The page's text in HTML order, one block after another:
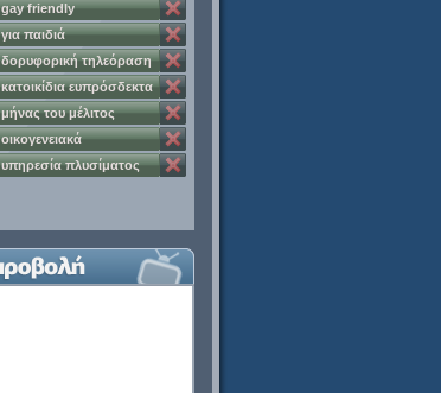
gay friendly
για παιδιά
δορυφορική τηλεόραση
κατοικίδια ευπρόσδεκτα
μήνας του μέλιτος
οικογενειακά
διαμερίσματα
υπηρεσία πλυσίματος